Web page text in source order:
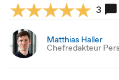
3
Matthias Haller
Chefredakteur